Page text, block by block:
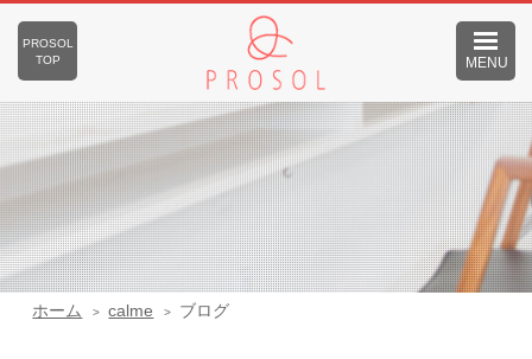
MENU
PROSOL
TOP
ホーム calme ブログ